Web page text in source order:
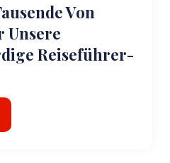
Von
Unsere
Reiseführer-